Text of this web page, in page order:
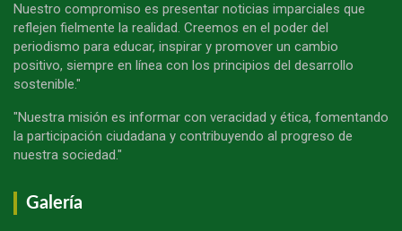
Nuestro compromiso es presentar noticias imparciales que
reflejen fielmente la realidad. Creemos en el poder del
periodismo para educar, inspirar y promover un cambio
positivo, siempre en línea con los principios del desarrollo
sostenible."
"Nuestra misión es informar con veracidad y ética, fomentando
la participación ciudadana y contribuyendo al progreso de
nuestra sociedad."
Galería